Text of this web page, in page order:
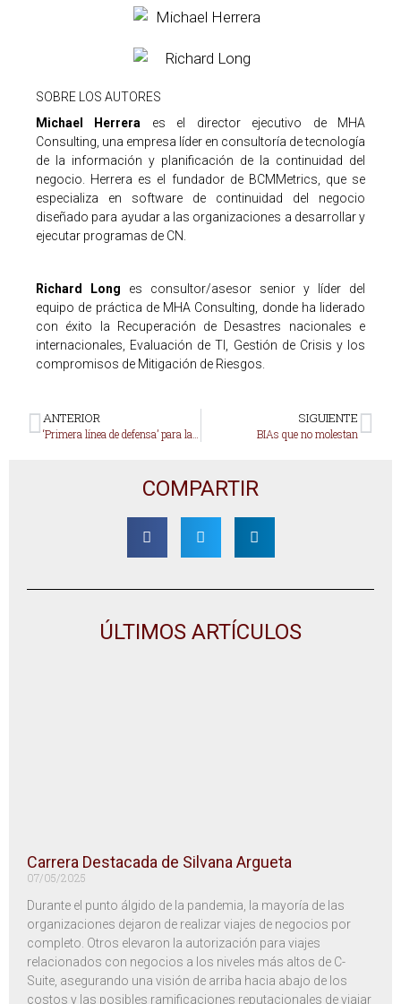
SOBRE LOS AUTORES
Michael Herrera es el director ejecutivo de MHA
Consulting, una empresa líder en consultoría de tecnología
de la información y planificación de la continuidad del
negocio. Herrera es el fundador de BCMMetrics, que se
especializa en software de continuidad del negocio
diseñado para ayudar a las organizaciones a desarrollar y
ejecutar programas de CN.
Richard Long es consultor/asesor senior y líder del
equipo de práctica de MHA Consulting, donde ha liderado
con éxito la Recuperación de Desastres nacionales e
internacionales, Evaluación de TI, Gestión de Crisis y los
compromisos de Mitigación de Riesgos.
ANTERIOR SIGUIENTE
BIAs que no molestan
COMPARTIR
ÚLTIMOS ARTÍCULOS
Carrera Destacada de Silvana Argueta
07/05/2025
Durante el punto álgido de la pandemia, la mayoría de las
organizaciones dejaron de realizar viajes de negocios por
completo. Otros elevaron la autorización para viajes
relacionados con negocios a los niveles más altos de C-
Suite, asegurando una visión de arriba hacia abajo de los
costos y las posibles ramificaciones reputacionales de viajar